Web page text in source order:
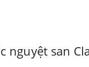
nguyệt san